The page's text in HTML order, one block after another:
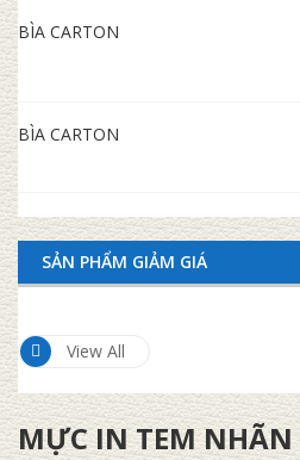
BÌA CARTON
BÌA CARTON
SẢN PHẨM GIẢM GIÁ
View All
MỰC IN TEM NHÃN